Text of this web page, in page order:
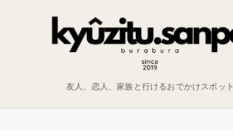
友人、恋人、家族と行けるおでかけスポット